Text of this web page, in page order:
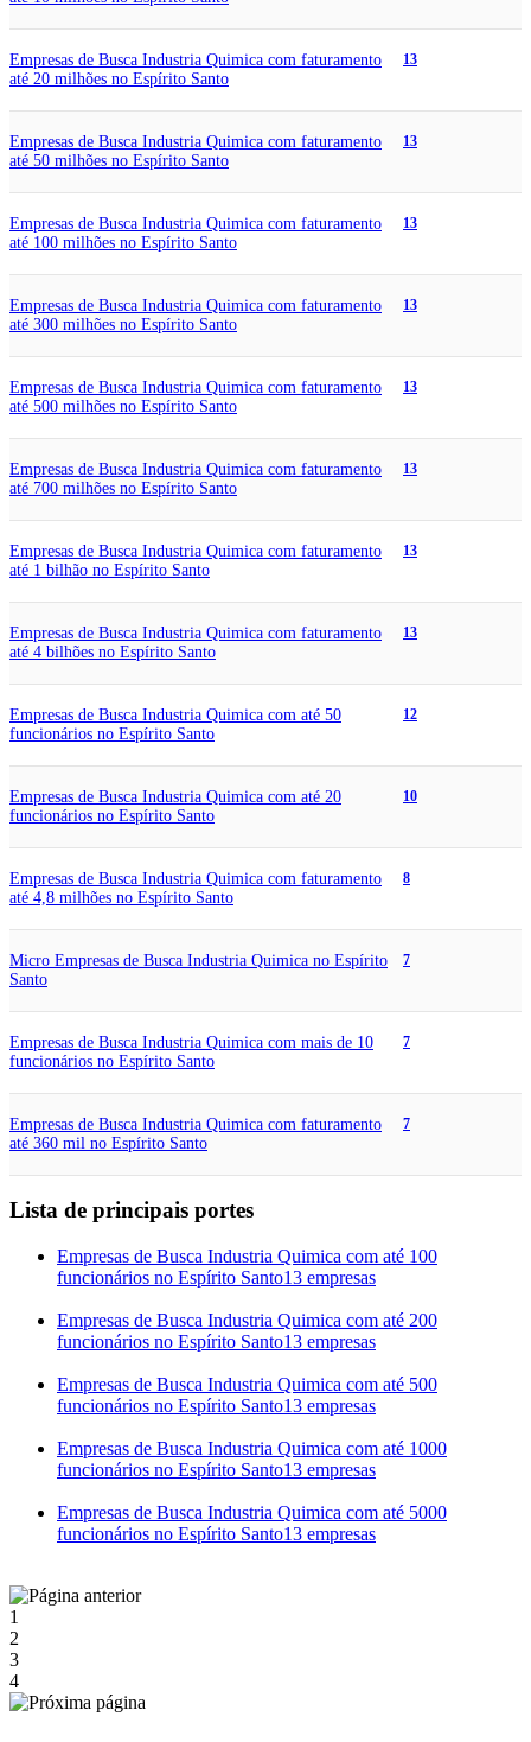
Empresas de Busca Industria Quimica com faturamento
até 20 milhões no Espírito Santo
13
Empresas de Busca Industria Quimica com faturamento
até 50 milhões no Espírito Santo
13
Empresas de Busca Industria Quimica com faturamento
até 100 milhões no Espírito Santo
13
Empresas de Busca Industria Quimica com faturamento
até 300 milhões no Espírito Santo
13
Empresas de Busca Industria Quimica com faturamento
até 500 milhões no Espírito Santo
13
Empresas de Busca Industria Quimica com faturamento
até 700 milhões no Espírito Santo
13
Empresas de Busca Industria Quimica com faturamento
até 1 bilhão no Espírito Santo
13
Empresas de Busca Industria Quimica com faturamento
até 4 bilhões no Espírito Santo
13
Empresas de Busca Industria Quimica com até 50
funcionários no Espírito Santo
12
Empresas de Busca Industria Quimica com até 20
funcionários no Espírito Santo
10
Empresas de Busca Industria Quimica com faturamento
até 4,8 milhões no Espírito Santo
8
Micro Empresas de Busca Industria Quimica no Espírito
Santo
7
Empresas de Busca Industria Quimica com mais de 10
funcionários no Espírito Santo
7
Empresas de Busca Industria Quimica com faturamento
até 360 mil no Espírito Santo
7
Lista de principais portes
Empresas de Busca Industria Quimica com até 100
funcionários no Espírito Santo13 empresas
Empresas de Busca Industria Quimica com até 200
funcionários no Espírito Santo13 empresas
Empresas de Busca Industria Quimica com até 500
funcionários no Espírito Santo13 empresas
Empresas de Busca Industria Quimica com até 1000
funcionários no Espírito Santo13 empresas
Empresas de Busca Industria Quimica com até 5000
funcionários no Espírito Santo13 empresas
1
2
3
4